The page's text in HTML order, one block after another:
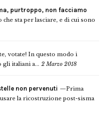
purtroppo, non facciamo
che sta per lasciare, e di cui sono
votate! In questo modo i
italiani a... 2 Marzo 2018
non pervenuti
Prima
la ricostruzione post-sisma